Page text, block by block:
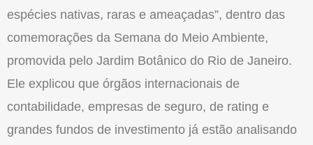
espécies nativas, raras e ameaçadas”, dentro das
comemorações da Semana do Meio Ambiente,
promovida pelo Jardim Botânico do Rio de Janeiro.
Ele explicou que órgãos internacionais de
contabilidade, empresas de seguro, de rating e
grandes fundos de investimento já estão analisando